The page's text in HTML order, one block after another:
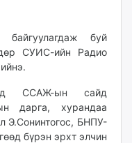
буй
СУИС-ийн Радио
ССАЖ-ын сайд
дарга, хурандаа
Э.Сонинтогос, БНПУ-
бүрэн эрхт элчин